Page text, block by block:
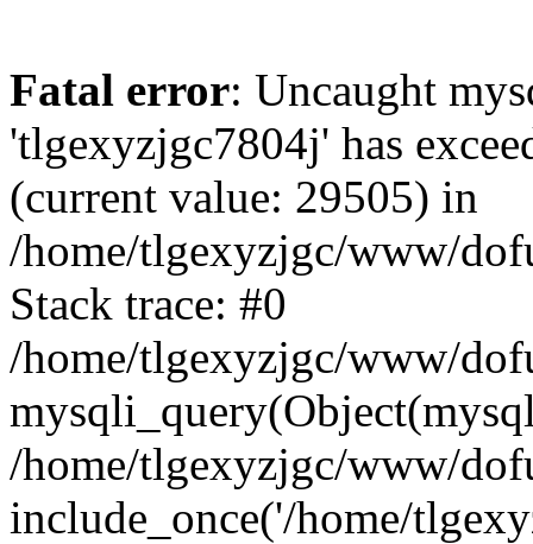
Fatal error: Uncaught
'tlgexyzjgc7804j' has
(current value: 29505) in
/home/tlgexyzjgc/www/
Stack trace: #0
/home/tlgexyzjgc/www/
/home/tlgexyzjgc/www/
include_once('/home/